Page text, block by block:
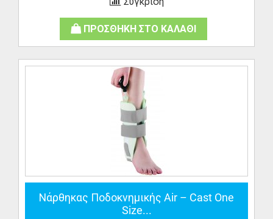
ΠΡΟΣΘΗΚΗ ΣΤΟ ΚΑΛΑΘΙ
Νάρθηκας Ποδοκνημικής Air – Cast One
Size...